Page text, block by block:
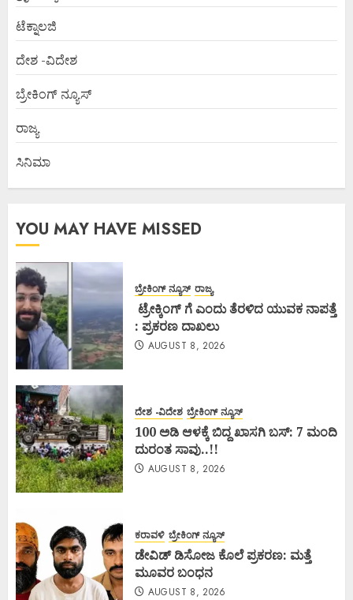
ಟೆಕ್ನಾಲಜಿ
ದೇಶ -ವಿದೇಶ
ಬ್ರೇಕಿಂಗ್ ನ್ಯೂಸ್
ರಾಜ್ಯ
ಸಿನಿಮಾ
YOU MAY HAVE MISSED
ಬ್ರೇಕಿಂಗ್ ನ್ಯೂಸ್ ರಾಜ್ಯ
ಟ್ರೇಕ್ಕಿಂಗ್ ಗೆ ಎಂದು ತೆರಳಿದ ಯುವಕ ನಾಪತ್ತೆ
: ಪ್ರಕರಣ ದಾಖಲು
AUGUST 8, 2026
ದೇಶ -ವಿದೇಶ ಬ್ರೇಕಿಂಗ್ ನ್ಯೂಸ್
100 ಅಡಿ ಆಳಕ್ಕೆ ಬಿದ್ದ ಖಾಸಗಿ ಬಸ್: 7 ಮಂದಿ
ದುರಂತ ಸಾವು..!!
AUGUST 8, 2026
ಕರಾವಳಿ ಬ್ರೇಕಿಂಗ್ ನ್ಯೂಸ್
ಡೇವಿಡ್ ಡಿಸೋಜ ಕೊಲೆ ಪ್ರಕರಣ: ಮತ್ತೆ
ಮೂವರ ಬಂಧನ
AUGUST 8, 2026